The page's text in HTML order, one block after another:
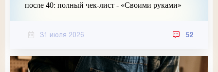
после 40: полный чек-лист - «Своими руками»
31 июля 2026 52